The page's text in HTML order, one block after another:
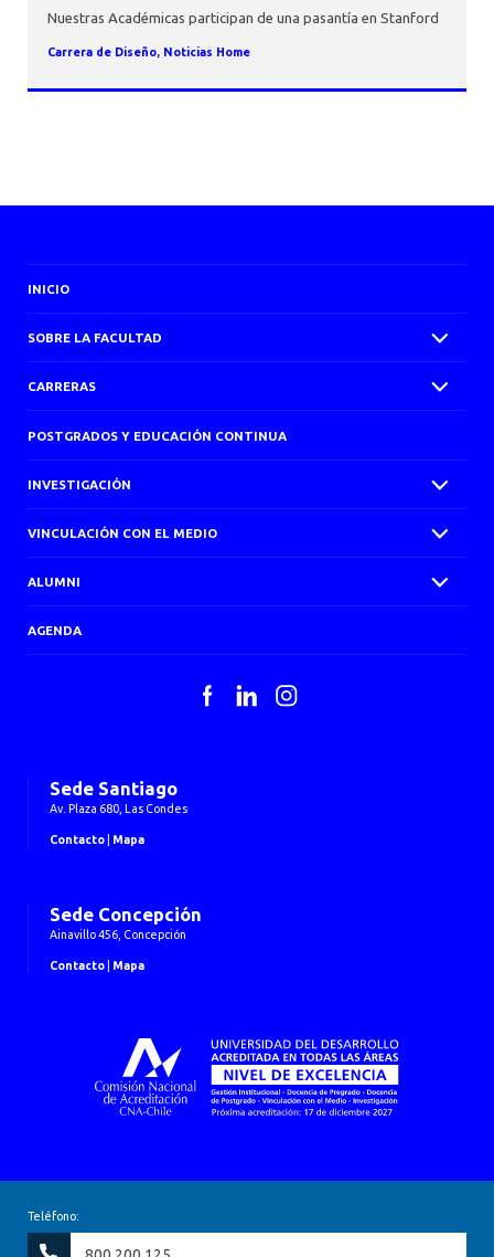
Nuestras Académicas participan de una pasantía en Stanford
Carrera de Diseño, Noticias Home
INICIO
SOBRE LA FACULTAD
CARRERAS
POSTGRADOS Y EDUCACIÓN CONTINUA
INVESTIGACIÓN
VINCULACIÓN CON EL MEDIO
ALUMNI
AGENDA
FacebookLinkedInInstagram
Sede Santiago
Av. Plaza 680, Las Condes
Contacto Mapa
Sede Concepción
Ainavillo 456, Concepción
Contacto Mapa
Teléfono: